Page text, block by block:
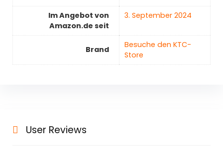
Im Angebot von
Amazon.de seit
3. September 2024
Brand
Besuche den KTC-
Store
User Reviews